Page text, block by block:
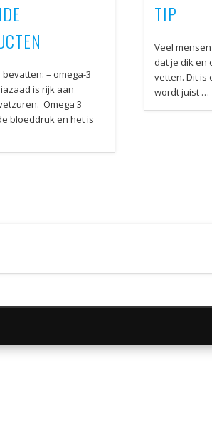
– omega-3
is rijk aan
Omega 3
bloeddruk en het is
TIP
Veel
dat je dik en
vetten. Dit is
wordt juist …